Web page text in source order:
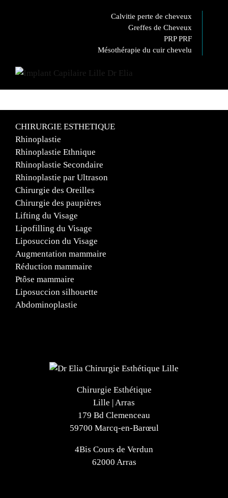
Calvitie perte de cheveux
Greffes de Cheveux
PRP PRF
Mésothérapie du cuir chevelu
CHIRURGIE ESTHETIQUE
Rhinoplastie
Rhinoplastie Ethnique
Rhinoplastie Secondaire
Rhinoplastie par Ultrason
Chirurgie des Oreilles
Chirurgie des paupières
Lifting du Visage
Lipofilling du Visage
Liposuccion du Visage
Augmentation mammaire
Réduction mammaire
Ptôse mammaire
Liposuccion silhouette
Abdominoplastie
Chirurgie Esthétique
Lille | Arras
179 Bd Clemenceau
59700 Marcq-en-Barœul
4Bis Cours de Verdun
62000 Arras